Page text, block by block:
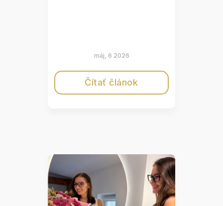
máj, 6 2026
Čítať článok